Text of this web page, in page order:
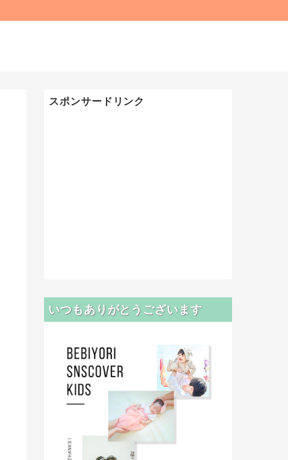
スポンサードリンク
いつもありがとうございます